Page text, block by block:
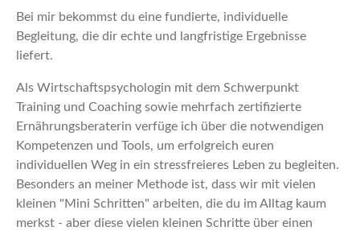
Bei mir bekommst du eine fundierte, individuelle
Begleitung, die dir echte und langfristige Ergebnisse
liefert.
Als Wirtschaftspsychologin mit dem Schwerpunkt
Training und Coaching sowie mehrfach zertifizierte
Ernährungsberaterin verfüge ich über die notwendigen
Kompetenzen und Tools, um erfolgreich euren
individuellen Weg in ein stressfreieres Leben zu begleiten.
Besonders an meiner Methode ist, dass wir mit vielen
kleinen "Mini Schritten" arbeiten, die du im Alltag kaum
merkst - aber diese vielen kleinen Schritte über einen